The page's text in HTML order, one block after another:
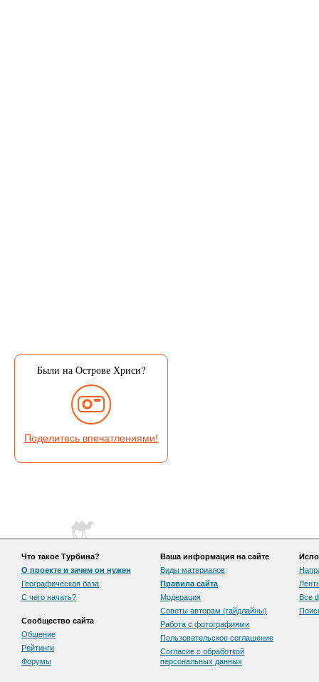
Были на Острове Хриси?
Поделитесь впечатлениями!
Что такое Турбина?
О проекте и зачем он нужен
Географическая база
С чего начать?
Сообщество сайта
Общение
Рейтинги
Форумы
Ваша информация на сайте
Виды материалов
Правила сайта
Модерация
Советы авторам (гайдлайны)
Работа с фотографиями
Пользовательскоe соглашение
Согласие с обработкой
персональных данных
Все